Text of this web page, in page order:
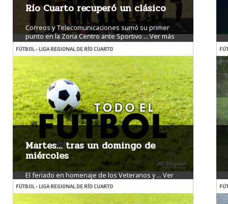
Río Cuarto recuperó un clásico
Correos y Telecomunicaciones sumó su primer
punto en la Zona Centro ante Sportivo ...Ver más
FÚTBOL - LIGA REGIONAL DE RÍO CUARTO
Martes… tras un domingo de
miércoles
El feriado en homenaje de los Veteranos y ... Ver
más
FÚTBOL - LIGA REGIONAL DE RÍO CUARTO